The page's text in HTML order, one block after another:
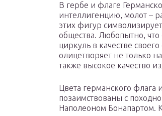
В гербе и флаге
интеллигенцию, молот –
этих фигур
общества. Любопытно,
циркуль в качестве
олицетворяет не только
также высокое качество
Цвета германского флага
позаимствованы с
Наполеоном Бонапартом.